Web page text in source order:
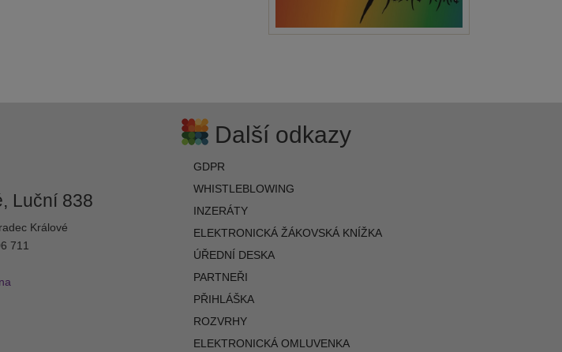
Luční 838
Králové
711
Další odkazy
GDPR
WHISTLEBLOWING
INZERÁTY
ELEKTRONICKÁ ŽÁKOVSKÁ KNÍŽKA
ÚŘEDNÍ DESKA
PARTNEŘI
PŘIHLÁŠKA
ROZVRHY
ELEKTRONICKÁ OMLUVENKA